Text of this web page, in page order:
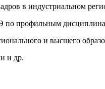
в индустриальном
по профильным
и высшего
и др.